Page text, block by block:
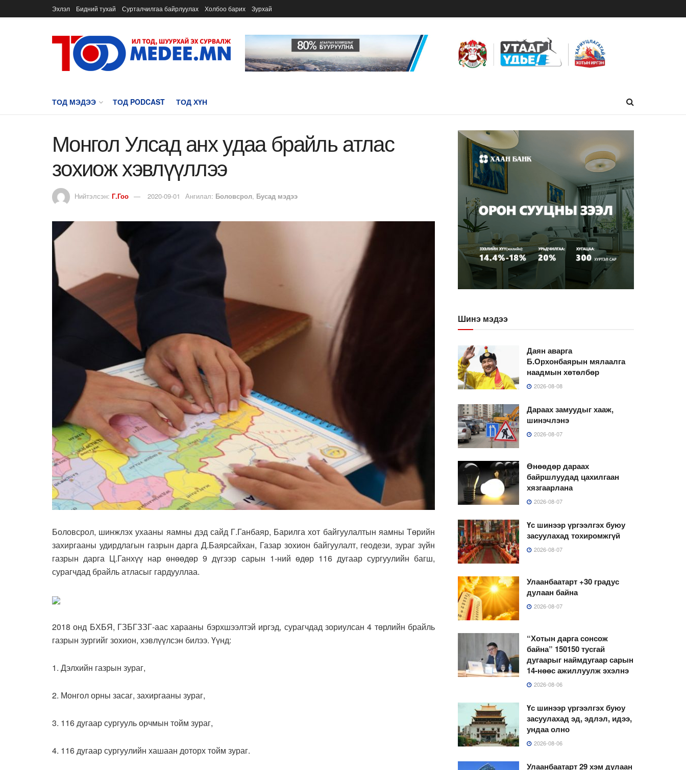
Эхлэл Бидний тухай Сурталчилгаа байрлуулах Холбоо барих Зурхай
ТОД МЭДЭЭ ТОД PODCAST ТОД ХҮН
Монгол Улсад анх удаа брайль атлас
зохиож хэвлүүллээ
Нийтэлсэн: Г.Гоо 2020-09-01 Ангилал: Боловсрол, Бусад мэдээ
Боловсрол, шинжлэх ухааны яамны дэд сайд Г.Ганбаяр, Барилга хот байгуулалтын яамны Төрийн
захиргааны удирдлагын газрын дарга Д.Баярсайхан, Газар зохион байгуулалт, геодези, зураг зүйн
газрын дарга Ц.Ганхүү нар өнөөдөр 9 дүгээр сарын 1-ний өдөр 116 дугаар сургуулийн багш,
сурагчдад брайль атласыг гардууллаа.
2018 онд БХБЯ, ГЗБГЗЗГ-аас харааны бэрхшээлтэй иргэд, сурагчдад зориулсан 4 төрлийн брайль
газрын зургийг зохион, хэвлүүлсэн билээ. Үүнд:
1. Дэлхийн газрын зураг,
2. Монгол орны засаг, захиргааны зураг,
3. 116 дугаар сургууль орчмын тойм зураг,
4. 116 дугаар сургуулийн хашаан доторх тойм зураг.
Шинэ мэдээ
Даян аварга
Б.Орхонбаярын мялаалга
наадмын хөтөлбөр
2026-08-08
Дараах замуудыг хааж,
шинэчлэнэ
2026-08-07
Өнөөдөр дараах
байршлуудад цахилгаан
хязгаарлана
2026-08-07
Үс шинээр үргээлгэх буюу
засуулахад тохиромжгүй
2026-08-07
Улаанбаатарт +30 градус
дулаан байна
2026-08-07
“Хотын дарга сонсож
байна” 150150 тусгай
дугаарыг наймдугаар сарын
14-нөөс ажиллуулж эхэлнэ
2026-08-06
Үс шинээр үргээлгэх буюу
засуулахад эд, эдлэл, идээ,
ундаа олно
2026-08-06
Улаанбаатарт 29 хэм дулаан